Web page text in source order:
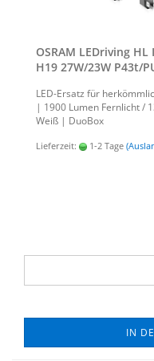
OSRAM LED­ri­ving
H19 27W/23W P43t/
LED-​Ersatz für
| 1900 Lumen Fern­licht /
Weiß | Duo­Box
Lieferzeit: 1-2 Tage
IN